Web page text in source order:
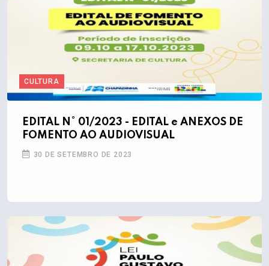
CULTURA
EDITAL N° 01/2023 - EDITAL e ANEXOS DE
FOMENTO AO AUDIOVISUAL
30 DE SETEMBRO DE 2023